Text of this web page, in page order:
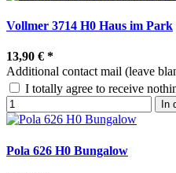
Vollmer 3714 H0 Haus im Park
13,90 € *
Additional contact mail (leave
I totally agree to receive
In
Pola 626 H0 Bungalow